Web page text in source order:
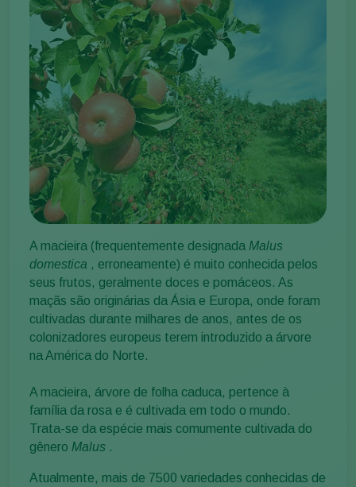
A macieira (frequentemente designada Malus
domestica , erroneamente) é muito conhecida pelos
seus frutos, geralmente doces e pomáceos. As
maçãs são originárias da Ásia e Europa, onde foram
cultivadas durante milhares de anos, antes de os
colonizadores europeus terem introduzido a árvore
na América do Norte.
A macieira, árvore de folha caduca, pertence à
família da rosa e é cultivada em todo o mundo.
Trata-se da espécie mais comumente cultivada do
gênero Malus .
Atualmente, mais de 7500 variedades conhecidas de